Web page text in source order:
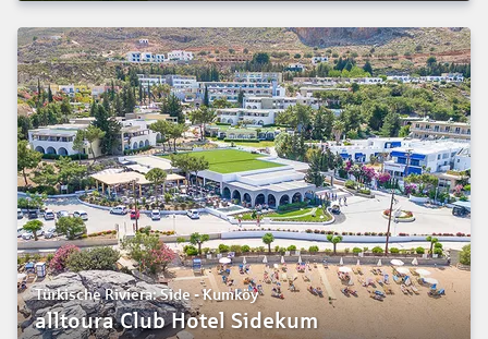
Türkische Riviera: Side - Kumköy
alltoura Club Hotel Sidekum